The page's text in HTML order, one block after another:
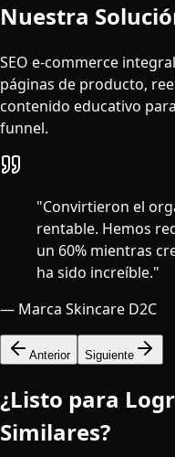
Nuestra
SEO e-commerce
páginas de producto,
contenido educativo
funnel.
"Convirtieron el
rentable. Hemos
un 60% mientras
ha sido increíble."
— Marca Skincare D2C
Anterior Siguiente
¿Listo para
Similares?